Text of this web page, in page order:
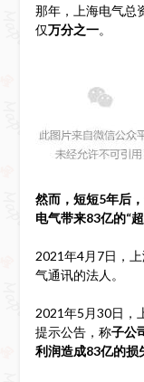
那年，上海电气总
仅万分之一。
然而，短短5年后
电气带来83亿的“超
2021年4月7日，
气通讯的法人。
2021年5月30日，
提示公告，称子公
利润造成83亿的损